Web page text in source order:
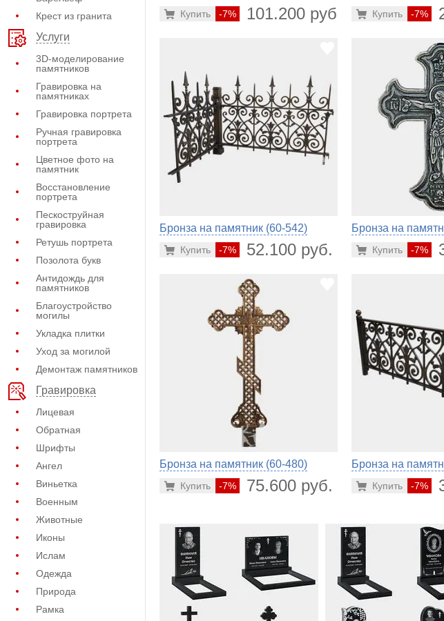
Крест из гранита
Услуги
3D-моделирование
памятников
Гравировка на
памятниках
Гравировка портрета
Ручная гравировка
портрета
Цветное фото на
памятник
Восстановление
портрета
Пескоструйная
гравировка
Ретушь портрета
Позолота букв
Антидождь для
памятников
Благоустройство
могилы
Укладка плитки
Уход за могилой
Демонтаж памятников
Гравировка
Лицевая
Обратная
Шрифты
Ангел
Виньетка
Военным
Животные
Иконы
Ислам
Одежда
Природа
Рамка
-7% 101.200 руб.
Купить -7%
Купить
Бронза на памятник (60-542)
-7% 52.100 руб.
Купить
Бронза на
-7%
Купить
Бронза на памятник (60-480)
-7% 75.600 руб.
Купить
Бронза на
-7%
Купить